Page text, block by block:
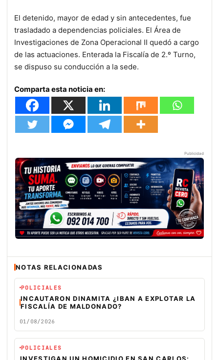
El detenido, mayor de edad y sin antecedentes, fue
trasladado a dependencias policiales. El Área de
Investigaciones de Zona Operacional II quedó a cargo
de las actuaciones. Enterada la Fiscalía de 2.º Turno,
se dispuso su conducción a la sede.
Comparta esta noticia en:
Publicidad
NOTAS RELACIONADAS
POLICIALES
INCAUTARON DINAMITA ¿IBAN A EXPLOTAR LA
FISCALÍA DE MALDONADO?
01/08/2026
POLICIALES
INVESTIGAN UN HOMICIDIO EN SAN CARLOS: